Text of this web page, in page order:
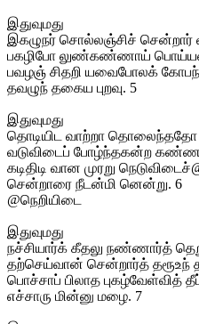
இதுவுமது
இகழுநர் சொல்லஞ்சிச் சென்றார்
பகழிபோ லுண்கண்ணாய்
பவழஞ் சிதறி யவைபோலக் கோபந்
தவழுந் தகைய புறவு. 5
இதுவுமது
தொடியிட வாற்றா
வடுவிடைப் போழ்ந்தகன்ற
கடிதிடி வான முரறு
சென்றாரை நீடன்மி னென்று. 6
@நெறியிடை
இதுவுமது
நச்சியார்க் கீதலு நண்ணார்த்
தற்செய்வான் சென்றார்த் தரூஉந்
பொச்சாப் பிலாத புகழ்வேள்வித்
எச்சாரு மின்னு மழை. 7